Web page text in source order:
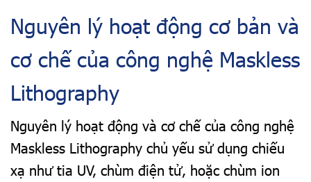
Nguyên lý hoạt động cơ bản và
cơ chế của công nghệ Maskless
Lithography
Nguyên lý hoạt động và cơ chế của công nghệ
Maskless Lithography chủ yếu sử dụng chiếu
xạ như tia UV, chùm điện tử, hoặc chùm ion